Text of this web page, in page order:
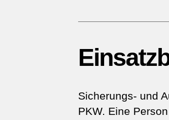
Sicherungs- und
PKW. Eine